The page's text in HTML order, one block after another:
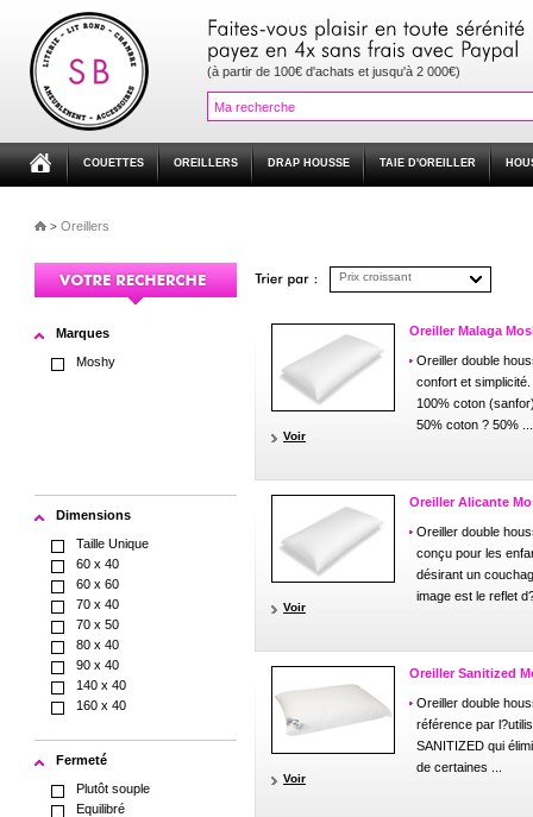
(à partir de 100€ d'achats et jusqu'à 2 000€)
COUETTES OREILLERS DRAP HOUSSE TAIE D'OREILLER
> Oreillers
Marques
Moshy
Dimensions
Taille Unique
60 x 40
60 x 60
70 x 40
70 x 50
80 x 40
90 x 40
140 x 40
160 x 40
Fermeté
Plutôt souple
Equilibré
Prix croissant
Voir
Oreiller Malaga
Oreiller double
confort et
100% coton
50% coton ? 50% ...
Voir
Oreiller Alicante
Oreiller double
conçu pour les
désirant un
image est le reflet
Voir
Oreiller Sanitized
Oreiller double
référence par
SANITIZED qui
de certaines ...